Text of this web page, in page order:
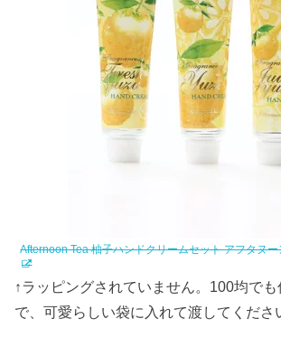
Afternoon Tea 柚子ハンドクリームセット アフタヌ
↑ラッピングされていません。100均で
で、可愛らしい袋に入れて渡してくださ